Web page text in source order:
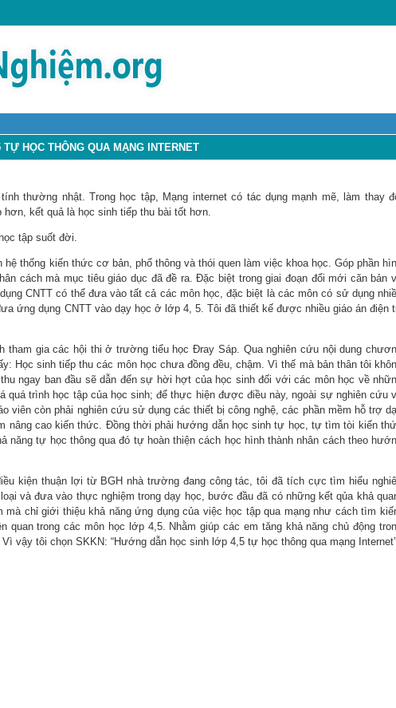
HỌC THÔNG QUA MẠNG INTERNET
thường nhật. Trong học tập, Mạng internet có tác dụng mạnh mẽ, làm thay
kết quả là học sinh tiếp thu bài tốt hơn.
tập suốt đời.
thống kiến thức cơ bản, phổ thông và thói quen làm việc khoa học. Góp phần
cách mà mục tiêu giáo dục đã đề ra. Đặc biệt trong giai đoạn đổi mới căn bản
CNTT có thể đưa vào tất cả các môn học, đặc biệt là các môn có sử dụng
ứng dụng CNTT vào dạy học ở lớp 4, 5. Tôi đã thiết kế được nhiều giáo án điện
tham gia các hội thi ở trường tiểu học Đray Sáp. Qua nghiên cứu nội dung
Học sinh tiếp thu các môn học chưa đồng đều, chậm. Vì thế mà bản thân tôi
ngay ban đầu sẽ dẫn đến sự hời hợt của học sinh đối với các môn học về
trình học tập của học sinh; để thực hiện được điều này, ngoài sự nghiên cứu
viên còn phải nghiên cứu sử dụng các thiết bị công nghệ, các phần mềm hỗ trợ
nâng cao kiến thức. Đồng thời phải hướng dẫn học sinh tự học, tự tìm tòi kiến
năng tự học thông qua đó tự hoàn thiện cách học hình thành nhân cách theo
kiện thuận lợi từ BGH nhà trường đang công tác, tôi đã tích cực tìm hiểu
và đưa vào thực nghiệm trong dạy học, bước đầu đã có những kết qủa khả
chỉ giới thiệu khả năng ứng dụng của việc học tập qua mạng như cách tìm
trong các môn học lớp 4,5. Nhằm giúp các em tăng khả năng chủ động
vậy tôi chọn SKKN: “Hướng dẫn học sinh lớp 4,5 tự học thông qua mạng Internet”